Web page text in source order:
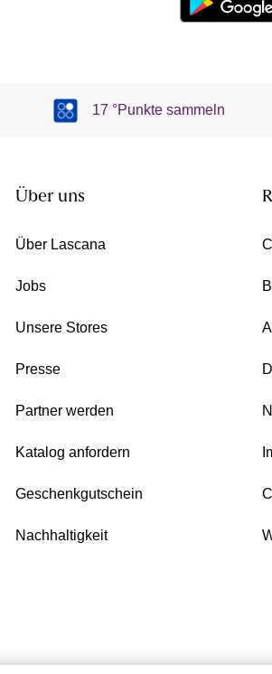
17 °Punkte sammeln
Über uns
Über Lascana
Jobs
Unsere Stores
Presse
Partner werden
Katalog anfordern
Geschenkgutschein
Nachhaltigkeit